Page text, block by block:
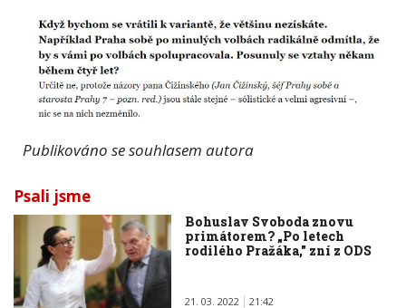
Publikováno se souhlasem autora
Psali jsme
Bohuslav Svoboda znovu
primátorem? „Po letech
rodilého Pražáka," zní z ODS
21. 03. 2022 21:42